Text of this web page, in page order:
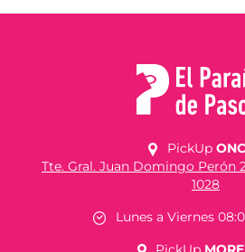
PickUp
Tte. Gral. Juan Domingo Perón
1028
Lunes a Viernes